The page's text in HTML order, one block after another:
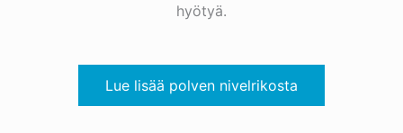
hyötyä.
Lue lisää polven nivelrikosta